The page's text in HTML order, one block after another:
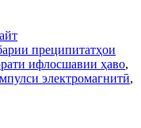
преципитатҳои
ифлосшавии ҳаво,
электромагнитӣ,